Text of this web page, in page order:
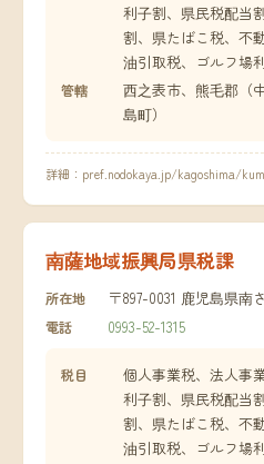
利子割、県民税配当
割、県たばこ税、不
油引取税、ゴルフ場
管轄
西之表市、熊毛郡（
島町）
詳細： pref.nodokaya.jp/kagoshima/
南薩地域振興局県税課
所在地 〒897-0031 鹿児島県南
電話 0993-52-1315
税目
個人事業税、法人事
利子割、県民税配当
割、県たばこ税、不
油引取税、ゴルフ場